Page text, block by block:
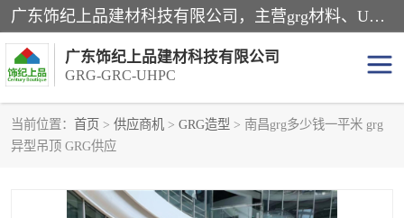
广东饰纪上品建材科技有限公司，主营grg材料、UHPC板、grc构件、uhpc幕墙板、grg厂家、grc厂家、uhpc厂家、GRG吊顶、grg石膏板、grg构件、外墙grc线条、grg造型、grg材料定制，uhpc高性能混凝土，uhpc构件，uhpc镂空挂板，grg材料生产厂家，广东grg厂家，广东grc厂家，联系方式*，2万平厂房，如果您对我公司的产品服务感兴趣，请联系我们。
广东饰纪上品建材科技有限公司
GRG-GRC-UHPC
当前位置： 首页 > 供应商机 > GRG造型 > 南昌grg多少钱一平米 grg
异型吊顶 GRG供应
GRG构件
UHPC构件 发泡陶瓷装饰构件